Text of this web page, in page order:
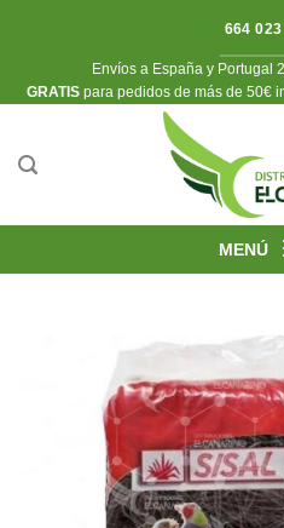
664
Envíos a España y Portugal
​GRATIS para pedidos de más de 50€
MENÚ